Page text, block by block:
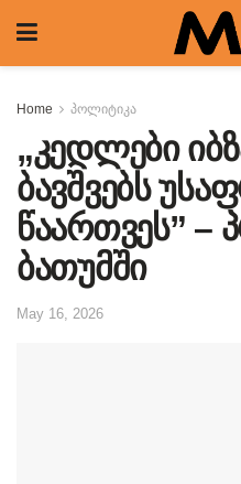
Home პოლიტიკა
„კედლები
ბავშვებს
წაართვეს” –
ბათუმში
May 16, 2026